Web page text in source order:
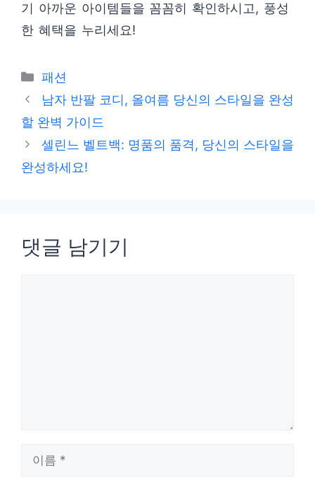
기 아까운 아이템들을 꼼꼼히 확인하시고, 풍성
한 혜택을 누리세요!
카
테
리
패션
남자 반팔 코디, 올여름 당신의 스타일을 완성
할 완벽 가이드
셀린느 벨트백: 명품의 품격, 당신의 스타일을
완성하세요!
댓글 남기기